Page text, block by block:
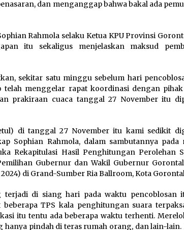
dan menganggap bahwa bakal ada
Rahmola selaku Ketua KPU Provinsi
itu sekaligus menjelaskan maksud
sekitar satu minggu sebelum hari
telah menggelar rapat koordinasi dengan pihak
prakiraan cuaca tanggal 27 November itu
di tanggal 27 November itu kami sedikit
Sophian Rahmola, dalam sambutannya pada
Rekapitulasi Hasil Penghitungan Perolehan
Gubernur dan Wakil Gubernur
di Grand-Sumber Ria Ballroom, Kota
terjadi di siang hari pada waktu pencoblosan
beberapa TPS kala penghitungan suara
itu tentu ada beberapa waktu terhenti.
hanya pindah di teras rumah orang, dan lain-lain.